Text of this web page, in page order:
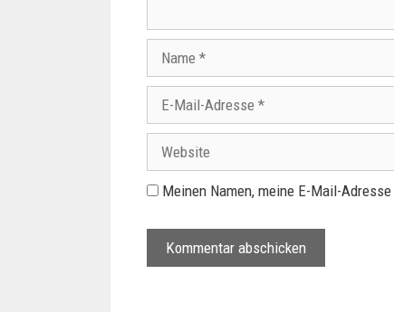
Meinen Namen, meine E-Mail-